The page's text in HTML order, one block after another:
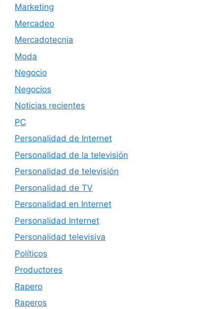
Marketing
Mercadeo
Mercadotecnia
Moda
Negocio
Negocios
Noticias recientes
PC
Personalidad de Internet
Personalidad de la televisión
Personalidad de televisión
Personalidad de TV
Personalidad en Internet
Personalidad Internet
Personalidad televisiva
Políticos
Productores
Rapero
Raperos